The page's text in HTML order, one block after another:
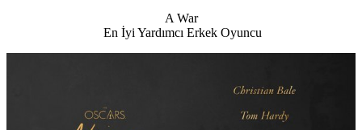
A War
En İyi Yardımcı Erkek Oyuncu